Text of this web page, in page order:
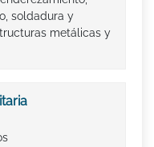
soldadura y
metálicas y